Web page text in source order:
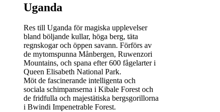
Uganda
Res till Uganda för magiska upplevelser
bland böljande kullar, höga berg, täta
regnskogar och öppen savann. Förförs av
de mytomspunna Månbergen, Ruwenzori
Mountains, och spana efter 600 fågelarter i
Queen Elisabeth National Park.
Möt de fascinerande intelligenta och
sociala schimpanserna i Kibale Forest och
de fridfulla och majestätiska bergsgorillorna
i Bwindi Impenetrable Forest.